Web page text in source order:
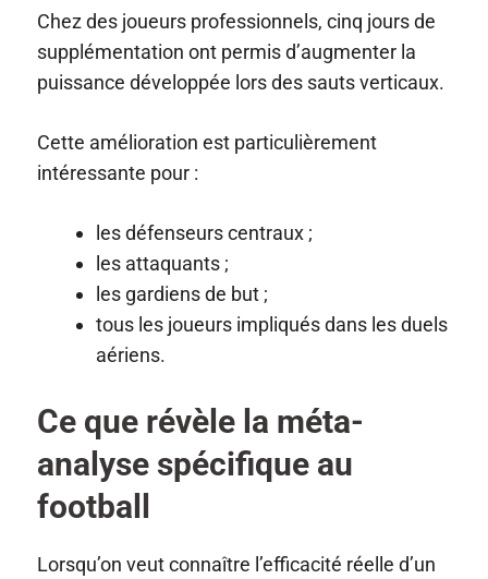
Chez des joueurs professionnels, cinq jours de
supplémentation ont permis d’augmenter la
puissance développée lors des sauts verticaux.
Cette amélioration est particulièrement
intéressante pour :
les défenseurs centraux ;
les attaquants ;
les gardiens de but ;
tous les joueurs impliqués dans les duels
aériens.
Ce que révèle la méta-
analyse spécifique au
football
Lorsqu’on veut connaître l’efficacité réelle d’un